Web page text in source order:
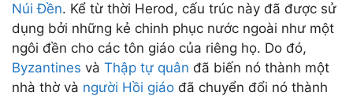
Núi Đền. Kể từ thời Herod, cấu trúc này đã được sử
dụng bởi những kẻ chinh phục nước ngoài như một
ngôi đền cho các tôn giáo của riêng họ. Do đó,
Byzantines và Thập tự quân đã biến nó thành một
nhà thờ và người Hồi giáo đã chuyển đổi nó thành